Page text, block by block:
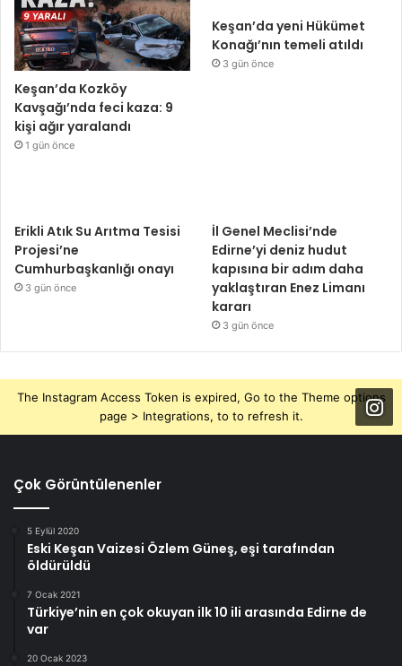
Keşan’da Kozköy
Kavşağı’nda feci kaza: 9
kişi ağır yaralandı
1 gün önce
Keşan’da yeni Hükümet
Konağı’nın temeli atıldı
3 gün önce
Erikli Atık Su Arıtma Tesisi
Projesi’ne
Cumhurbaşkanlığı onayı
3 gün önce
İl Genel Meclisi’nde
Edirne’yi deniz hudut
kapısına bir adım daha
yaklaştıran Enez Limanı
kararı
3 gün önce
The Instagram Access Token is expired, Go to the Theme options
page > Integrations, to to refresh it.
Çok Görüntülenenler
5 Eylül 2020
Eski Keşan Vaizesi Özlem Güneş, eşi tarafından
öldürüldü
7 Ocak 2021
Türkiye’nin en çok okuyan ilk 10 ili arasında Edirne de
var
20 Ocak 2023